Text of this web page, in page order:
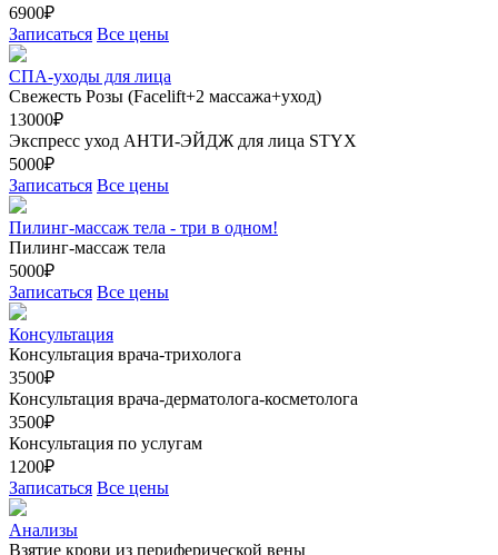
6900₽
Записаться Все цены
СПА-уходы для лица
Свежесть Розы (Facelift+2 массажа+уход)
13000₽
Экспресс уход АНТИ-ЭЙДЖ для лица STYX
5000₽
Записаться Все цены
Пилинг-массаж тела - три в одном!
Пилинг-массаж тела
5000₽
Записаться Все цены
Консультация
Консультация врача-трихолога
3500₽
Консультация врача-дерматолога-косметолога
3500₽
Консультация по услугам
1200₽
Записаться Все цены
Анализы
Взятие крови из периферической вены